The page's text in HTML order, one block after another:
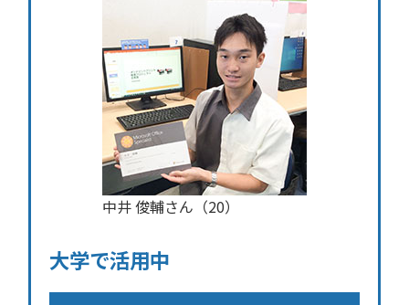
中井 俊輔さん（20）
大学で活用中